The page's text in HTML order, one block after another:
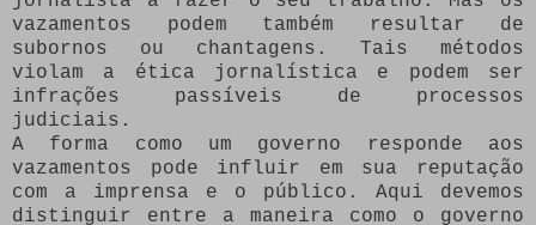
vazamentos podem também resultar de
subornos ou chantagens. Tais métodos
violam a ética jornalística e podem ser
infrações passíveis de processos
judiciais.
A forma como um governo responde aos
vazamentos pode influir em sua reputação
com a imprensa e o público. Aqui devemos
distinguir entre a maneira como o governo